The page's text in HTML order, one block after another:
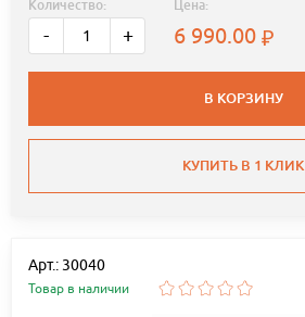
Количество:
- +
Цена:
6 990.00
В КОРЗИНУ
КУПИТЬ В 1 КЛИК
Арт.: 30040
Товар в наличии